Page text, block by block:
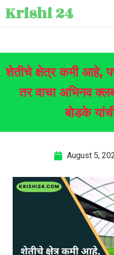
Krishi 24
शेतीचे क्षेत्र कमी आहे,
तर वाचा अभिनव
बोडके
August 5,